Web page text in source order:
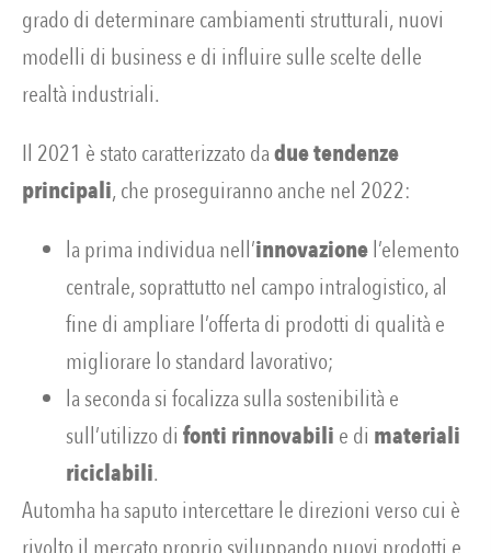
grado di determinare cambiamenti strutturali, nuovi
modelli di business e di influire sulle scelte delle
realtà industriali.
Il 2021 è stato caratterizzato dadue tendenze
principali, che proseguiranno anche nel 2022:
la prima individua nell’innovazionel’elemento
centrale, soprattutto nel campo intralogistico, al
fine di ampliare l’offerta di prodotti di qualità e
migliorare lo standard lavorativo;
la seconda si focalizza sulla sostenibilità e
sull’utilizzo di fonti rinnovabili e di materiali
riciclabili.
Automha ha saputo intercettare le direzioni verso cui è